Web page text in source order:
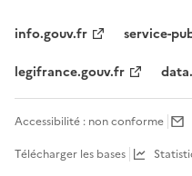
info.gouv.fr
service-
legifrance.gouv.fr
Accessibilité : non conforme
Télécharger les bases